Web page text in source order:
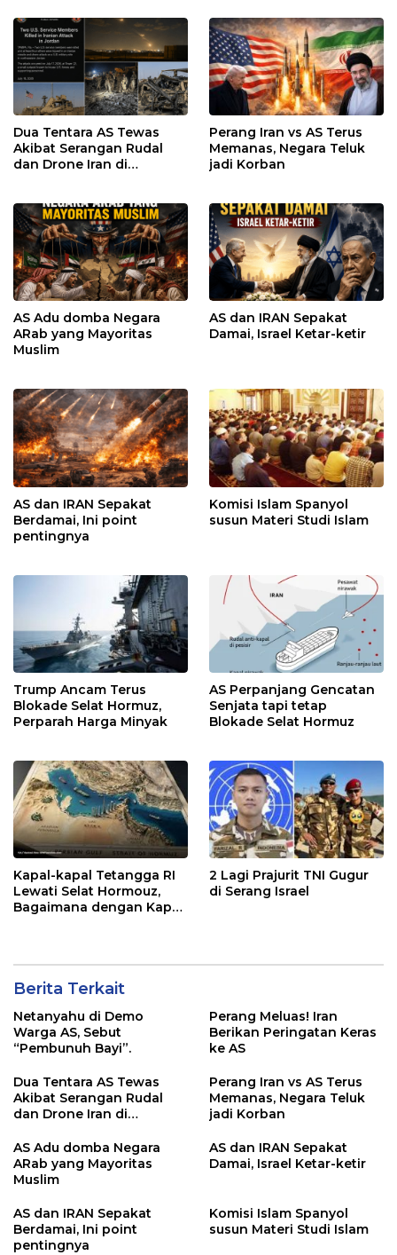
Dua Tentara AS Tewas
Akibat Serangan Rudal
dan Drone Iran di
Perang Iran vs AS Terus
Memanas, Negara Teluk
jadi Korban
AS Adu domba Negara
ARab yang Mayoritas
Muslim
AS dan IRAN Sepakat
Damai, Israel Ketar-ketir
AS dan IRAN Sepakat
Berdamai, Ini point
pentingnya
Komisi Islam Spanyol
susun Materi Studi Islam
Trump Ancam Terus
Blokade Selat Hormuz,
Perparah Harga Minyak
AS Perpanjang Gencatan
Senjata tapi tetap
Blokade Selat Hormuz
Kapal-kapal Tetangga RI
Lewati Selat Hormouz,
Bagaimana dengan Kapal
2 Lagi Prajurit TNI Gugur
di Serang Israel
Berita Terkait
Netanyahu di Demo
Warga AS, Sebut
“Pembunuh Bayi”.
Perang Meluas! Iran
Berikan Peringatan Keras
ke AS
Dua Tentara AS Tewas
Akibat Serangan Rudal
dan Drone Iran di
Masih Hilang
Perang Iran vs AS Terus
Memanas, Negara Teluk
jadi Korban
AS Adu domba Negara
ARab yang Mayoritas
Muslim
AS dan IRAN Sepakat
Damai, Israel Ketar-ketir
AS dan IRAN Sepakat
Berdamai, Ini point
pentingnya
Komisi Islam Spanyol
susun Materi Studi Islam